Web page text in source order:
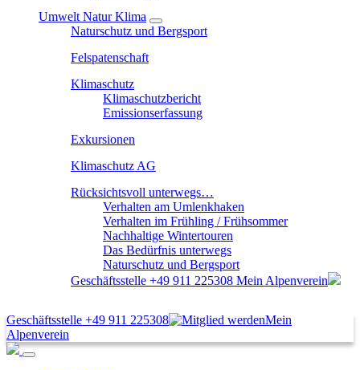
Umwelt Natur Klima
Naturschutz und Bergsport
Felspatenschaft
Klimaschutz
Klimaschutzbericht
Emissionserfassung
Exkursionen
Klimaschutz AG
Rücksichtsvoll unterwegs…
Verhalten am Umlenkhaken
Verhalten im Frühling / Frühsommer
Nachhaltige Wintertouren
Das Bedürfnis unterwegs
Naturschutz und Bergsport
Geschäftsstelle +49 911 225308 Mein Alpenverein
Geschäftsstelle +49 911 225308
Mein
Alpenverein